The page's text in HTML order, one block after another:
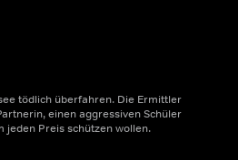
tödlich überfahren. Die Ermittler
einen aggressiven Schüler
jeden Preis schützen wollen.